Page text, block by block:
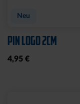
Neu
PIN LOGO 2CM
4,95 €